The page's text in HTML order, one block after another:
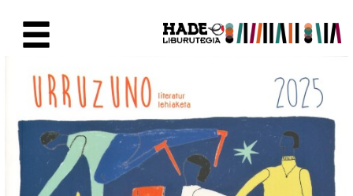
Eskuratu berriak Fitxa -